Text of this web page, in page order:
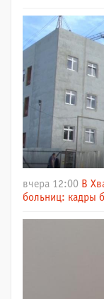
вчера 12:00 В
больниц: кадры